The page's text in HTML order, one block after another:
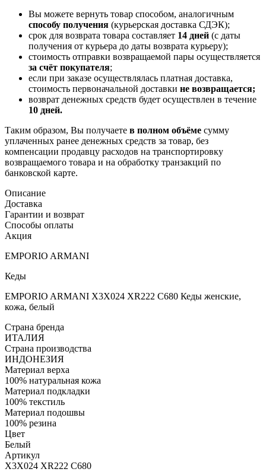
Вы можете вернуть товар способом, аналогичным
способу получения (курьерская доставка СДЭК);
срок для возврата товара составляет 14 дней (с даты
получения от курьера до даты возврата курьеру);
стоимость отправки возвращаемой пары осуществляется
за счёт покупателя;
если при заказе осуществлялась платная доставка,
стоимость первоначальной доставки не возвращается;
возврат денежных средств будет осуществлен в течение
10 дней.
Таким образом, Вы получаете в полном объёме сумму
уплаченных ранее денежных средств за товар, без
компенсации продавцу расходов на транспортировку
возвращаемого товара и на обработку транзакций по
банковской карте.
Описание
Доставка
Гарантии и возврат
Способы оплаты
Акция
EMPORIO ARMANI
Кеды
EMPORIO ARMANI X3X024 XR222 C680 Кеды женские,
кожа, белый
Страна бренда
ИТАЛИЯ
Страна производства
ИНДОНЕЗИЯ
Материал верха
100% натуральная кожа
Материал подкладки
100% текстиль
Материал подошвы
100% резина
Цвет
Белый
Артикул
X3X024 XR222 C680